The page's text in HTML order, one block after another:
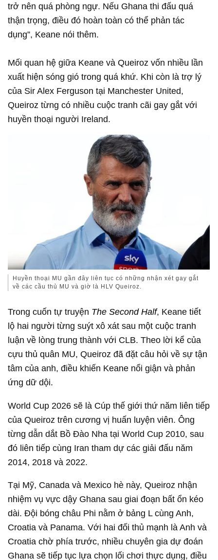
trở nên quá phòng ngự. Nếu Ghana thi đấu quá
thận trọng, điều đó hoàn toàn có thể phản tác
dụng”, Keane nói thêm.
Mối quan hệ giữa Keane và Queiroz vốn nhiều lần
xuất hiện sóng gió trong quá khứ. Khi còn là trợ lý
của Sir Alex Ferguson tại Manchester United,
Queiroz từng có nhiều cuộc tranh cãi gay gắt với
huyền thoại người Ireland.
Huyền thoại MU gần đây liên tục có những nhận xét gay gắt
về các cầu thủ MU và giờ là HLV Queiroz.
Trong cuốn tự truyện The Second Half, Keane tiết
lộ hai người từng suýt xô xát sau một cuộc tranh
luận về lòng trung thành với CLB. Theo lời kể của
cựu thủ quân MU, Queiroz đã đặt câu hỏi về sự tận
tâm của anh, điều khiến Keane nổi giận và phản
ứng dữ dội.
World Cup 2026 sẽ là Cúp thế giới thứ năm liên tiếp
của Queiroz trên cương vị huấn luyện viên. Ông
từng dẫn dắt Bồ Đào Nha tại World Cup 2010, sau
đó liên tiếp cùng Iran tham dự các giải đấu năm
2014, 2018 và 2022.
Tại Mỹ, Canada và Mexico hè này, Queiroz nhận
nhiệm vụ vực dậy Ghana sau giai đoạn bất ổn kéo
dài. Đội bóng châu Phi nằm ở bảng L cùng Anh,
Croatia và Panama. Với hai đối thủ mạnh là Anh và
Croatia chờ phía trước, nhiều chuyên gia dự đoán
Ghana sẽ tiếp tục lựa chọn lối chơi thực dụng, điều